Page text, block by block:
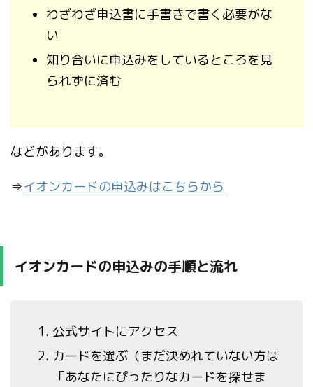
わざわざ申込書に手書きで書く必要がな
い
知り合いに申込みをしているところを見
られずに済む
などがあります。
⇒イオンカードの申込みはこちらから
イオンカードの申込みの手順と流れ
公式サイトにアクセス
カードを選ぶ（まだ決めれていない方は
「あなたにぴったりなカードを探せま